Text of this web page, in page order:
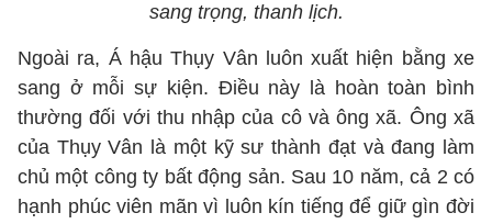
sang trọng, thanh lịch.
Ngoài ra, Á hậu Thụy Vân luôn xuất hiện bằng xe
sang ở mỗi sự kiện. Điều này là hoàn toàn bình
thường đối với thu nhập của cô và ông xã. Ông xã
của Thụy Vân là một kỹ sư thành đạt và đang làm
chủ một công ty bất động sản. Sau 10 năm, cả 2 có
hạnh phúc viên mãn vì luôn kín tiếng để giữ gìn đời